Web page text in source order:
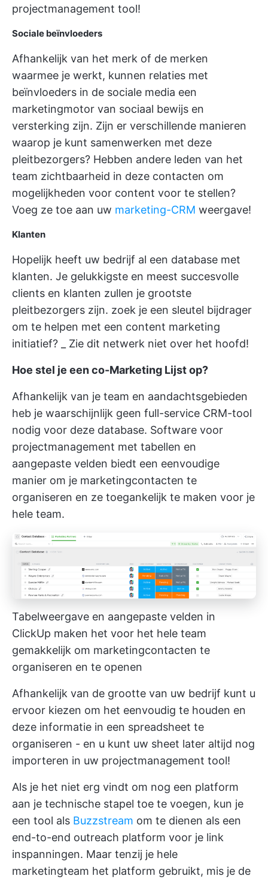
projectmanagement tool!
Sociale beïnvloeders
Afhankelijk van het merk of de merken
waarmee je werkt, kunnen relaties met
beïnvloeders in de sociale media een
marketingmotor van sociaal bewijs en
versterking zijn. Zijn er verschillende manieren
waarop je kunt samenwerken met deze
pleitbezorgers? Hebben andere leden van het
team zichtbaarheid in deze contacten om
mogelijkheden voor content voor te stellen?
Voeg ze toe aan uw marketing-CRM weergave!
Klanten
Hopelijk heeft uw bedrijf al een database met
klanten. Je gelukkigste en meest succesvolle
clients en klanten zullen je grootste
pleitbezorgers zijn. zoek je een sleutel bijdrager
om te helpen met een content marketing
initiatief? _ Zie dit netwerk niet over het hoofd!
Hoe stel je een co-Marketing Lijst op?
Afhankelijk van je team en aandachtsgebieden
heb je waarschijnlijk geen full-service CRM-tool
nodig voor deze database. Software voor
projectmanagement met tabellen en
aangepaste velden biedt een eenvoudige
manier om je marketingcontacten te
organiseren en ze toegankelijk te maken voor je
hele team.
Tabelweergave en aangepaste velden in
ClickUp maken het voor het hele team
gemakkelijk om marketingcontacten te
organiseren en te openen
Afhankelijk van de grootte van uw bedrijf kunt u
ervoor kiezen om het eenvoudig te houden en
deze informatie in een spreadsheet te
organiseren - en u kunt uw sheet later altijd nog
importeren in uw projectmanagement tool!
Als je het niet erg vindt om nog een platform
aan je technische stapel toe te voegen, kun je
een tool als Buzzstream om te dienen als een
end-to-end outreach platform voor je link
inspanningen. Maar tenzij je hele
marketingteam het platform gebruikt, mis je de